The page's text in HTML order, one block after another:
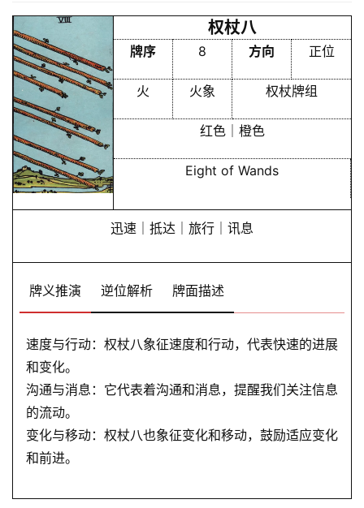
员
权杖八
牌序 8 方向 正位
火 火象 权杖牌组
红色｜橙色
Eight of Wands
迅速｜抵达｜旅行｜讯息
牌义推演 逆位解析 牌面描述
速度与行动：权杖八象征速度和行动，代表快速的进展
和变化。
沟通与消息：它代表着沟通和消息，提醒我们关注信息
的流动。
变化与移动：权杖八也象征变化和移动，鼓励适应变化
和前进。